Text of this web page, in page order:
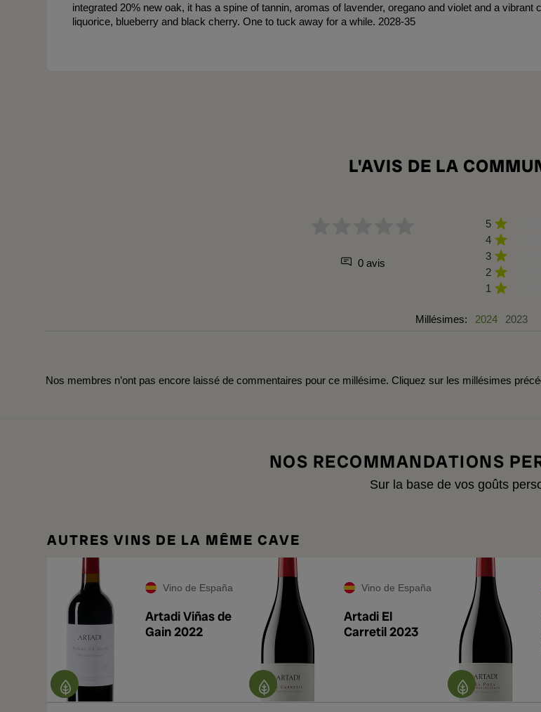
integrated 20% new oak, it has a spine of tannin, aromas of lavender, oregano and violet and a vibrant
liquorice, blueberry and black cherry. One to tuck away for a while. 2028-35
L'AVIS DE LA
0 avis
5
4
3
2
1
Millésimes: 2024 2023
Nos membres n’ont pas encore laissé de commentaires pour ce millésime. Cliquez sur les millésimes
NOS RECOMMANDATIONS
Sur la base de vos goûts
AUTRES VINS DE LA MÊME CAVE
Vino de España
Artadi Viñas de
Gain 2022
Vino de España
Artadi El
Carretil 2023